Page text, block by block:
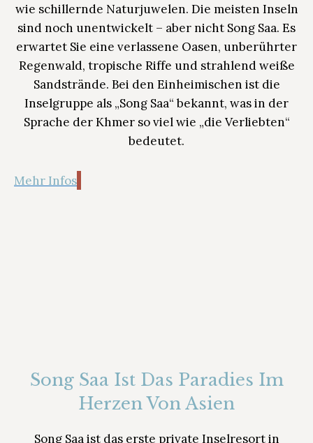
wie schillernde Naturjuwelen. Die meisten Inseln
sind noch unentwickelt – aber nicht Song Saa. Es
erwartet Sie eine verlassene Oasen, unberührter
Regenwald, tropische Riffe und strahlend weiße
Sandstrände. Bei den Einheimischen ist die
Inselgruppe als „Song Saa“ bekannt, was in der
Sprache der Khmer so viel wie „die Verliebten“
bedeutet.
Mehr Infos
Song Saa Ist Das Paradies Im
Herzen Von Asien
Song Saa ist das erste private Inselresort in